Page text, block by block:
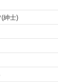
紳士)